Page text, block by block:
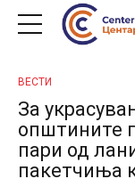
ВЕСТИ
За
општините
пари од
пакетчиња